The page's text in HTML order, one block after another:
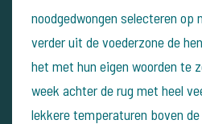
noodgedwongen selecteren op
verder uit de voederzone de
het met hun eigen woorden te
week achter de rug met heel
lekkere temperaturen boven